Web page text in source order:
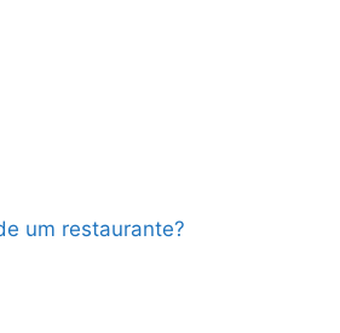
um restaurante?